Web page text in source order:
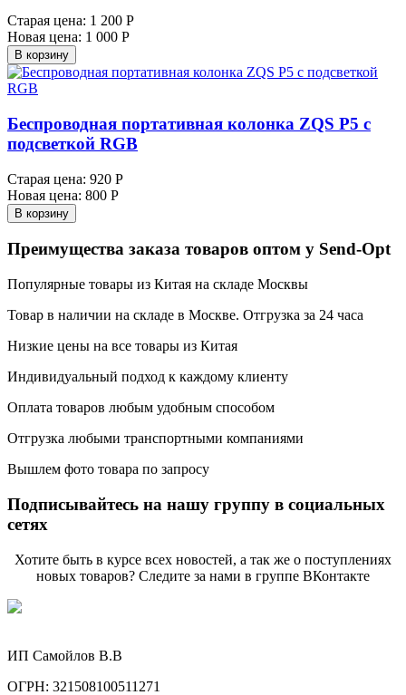
Старая цена: 1 200 Р
Новая цена: 1 000 Р
В корзину
Беспроводная портативная колонка ZQS P5 с
подсветкой RGB
Старая цена: 920 Р
Новая цена: 800 Р
В корзину
Преимущества заказа товаров оптом у Send-Opt
Популярные товары из Китая на складе Москвы
Товар в наличии на складе в Москве. Отгрузка за 24 часа
Низкие цены на все товары из Китая
Индивидуальный подход к каждому клиенту
Оплата товаров любым удобным способом
Отгрузка любыми транспортными компаниями
Вышлем фото товара по запросу
Подписывайтесь на нашу группу в социальных
сетях
Хотите быть в курсе всех новостей, а так же о поступлениях
новых товаров? Следите за нами в группе ВКонтакте
ИП Самойлов В.В
ОГРН: 321508100511271